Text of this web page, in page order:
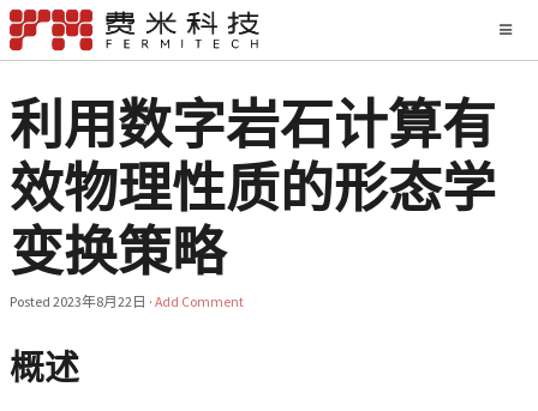
利用数字岩石计算有
效物理性质的形态学
变换策略
Posted 2023年8月22日 · Add Comment
概述